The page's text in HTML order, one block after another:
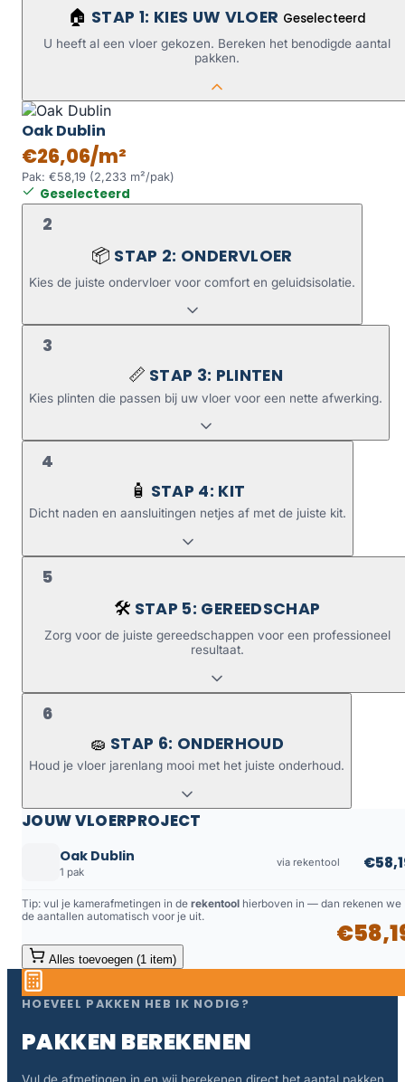
🏠 STAP 1: KIES UW VLOER Geselecteerd
U heeft al een vloer gekozen. Bereken het benodigde aantal
pakken.
Oak Dublin
€26,06/m²
Pak: €58,19 (2,233 m²/pak)
Geselecteerd
2
📦 STAP 2: ONDERVLOER
Kies de juiste ondervloer voor comfort en geluidsisolatie.
3
📏 STAP 3: PLINTEN
Kies plinten die passen bij uw vloer voor een nette afwerking.
4
🧴 STAP 4: KIT
Dicht naden en aansluitingen netjes af met de juiste kit.
5
🛠️ STAP 5: GEREEDSCHAP
Zorg voor de juiste gereedschappen voor een professioneel
resultaat.
6
🧽 STAP 6: ONDERHOUD
Houd je vloer jarenlang mooi met het juiste onderhoud.
JOUW VLOERPROJECT
Oak Dublin
1 pak
via rekentool
Tip: vul je kamerafmetingen in de rekentool hierboven in — dan rekenen we
de aantallen automatisch voor je uit.
Alles toevoegen (1 item)
HOEVEEL PAKKEN HEB IK NODIG?
PAKKEN BEREKENEN